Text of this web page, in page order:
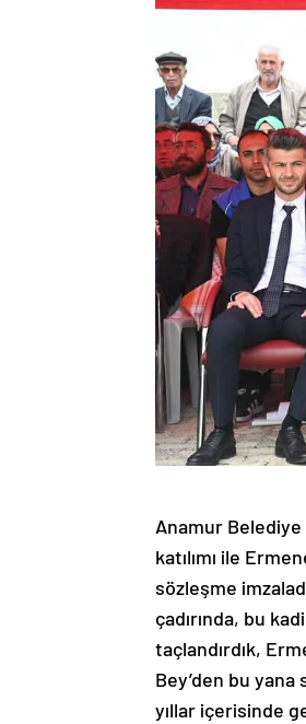
Anamur Belediye
katılımı ile
sözleşme
çadırında, bu
taçlandırdık,
Bey’den bu
yıllar içerisinde